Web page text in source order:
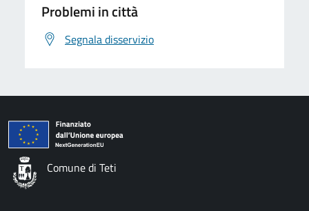
Problemi in città
Segnala disservizio
Comune di Teti